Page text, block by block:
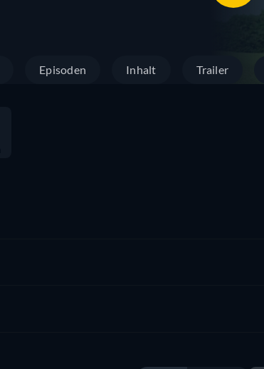
Episoden Inhalt Trailer